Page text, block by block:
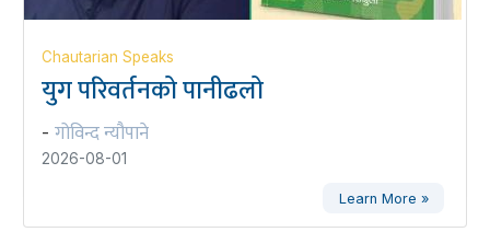
Chautarian Speaks
युग परिवर्तनको पानीढलो
- गोविन्द न्यौपाने
2026-08-01
Learn More »